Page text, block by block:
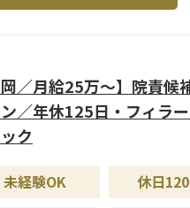
人材配置や現場マネジメン
クリニックの運営を最適化
。現場と経営をつなぐ重要
通じて業務理解を深めてい
、段階的に業務を引き継げ
岡／月給25万〜】院責候
／年休125日・フィラ
ク
未経験OK
休日